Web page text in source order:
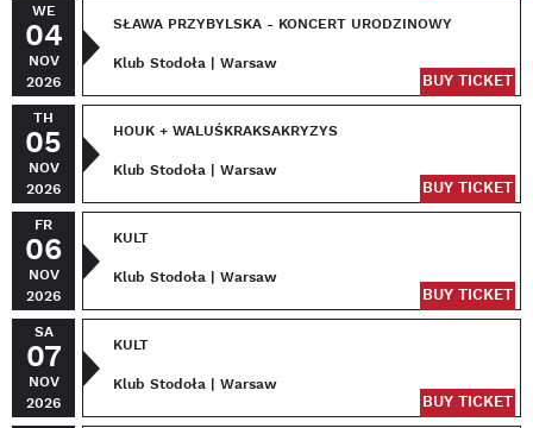
WE
04
NOV
2026
SŁAWA PRZYBYLSKA - KONCERT URODZINOWY
Klub Stodoła | Warsaw
BUY TICKET
TH
05
NOV
2026
HOUK + WALUŚKRAKSAKRYZYS
Klub Stodoła | Warsaw
BUY TICKET
FR
06
NOV
2026
KULT
Klub Stodoła | Warsaw
BUY TICKET
SA
07
NOV
2026
KULT
Klub Stodoła | Warsaw
BUY TICKET